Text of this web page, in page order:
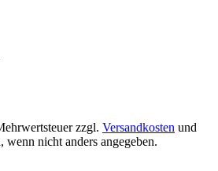
zzgl. Versandkosten und
wenn nicht anders angegeben.